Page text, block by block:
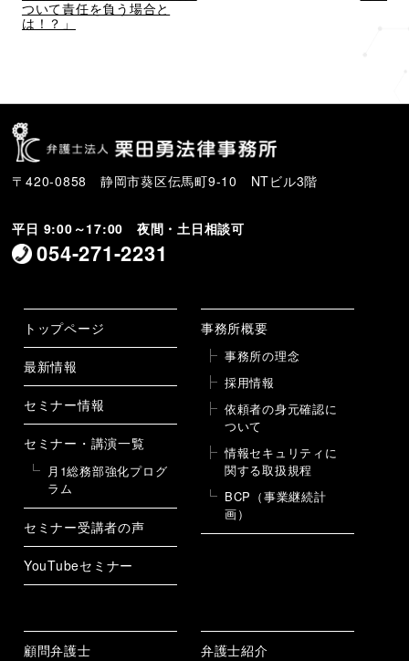
投
稿
ついて責任を負う場合と
は！？」
〒420-0858 静岡市葵区伝馬町9-10 NTビル3階
平日 9:00～17:00 夜間・土日相談可
054-271-2231
トップページ
最新情報
セミナー情報
セミナー・講演一覧
月1総務部強化プログ
ラム
セミナー受講者の声
YouTubeセミナー
事務所概要
事務所の理念
採用情報
依頼者の身元確認に
ついて
情報セキュリティに
関する取扱規程
BCP（事業継続計
画）
顧問弁護士 弁護士紹介